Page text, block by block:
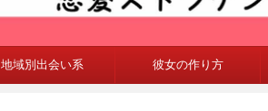
地域別出会い系 彼女の作り方